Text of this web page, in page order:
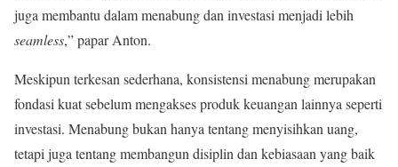
juga membantu dalam menabung dan investasi menjadi lebih
seamless,” papar Anton.
Meskipun terkesan sederhana, konsistensi menabung merupakan
fondasi kuat sebelum mengakses produk keuangan lainnya seperti
investasi. Menabung bukan hanya tentang menyisihkan uang,
tetapi juga tentang membangun disiplin dan kebiasaan yang baik